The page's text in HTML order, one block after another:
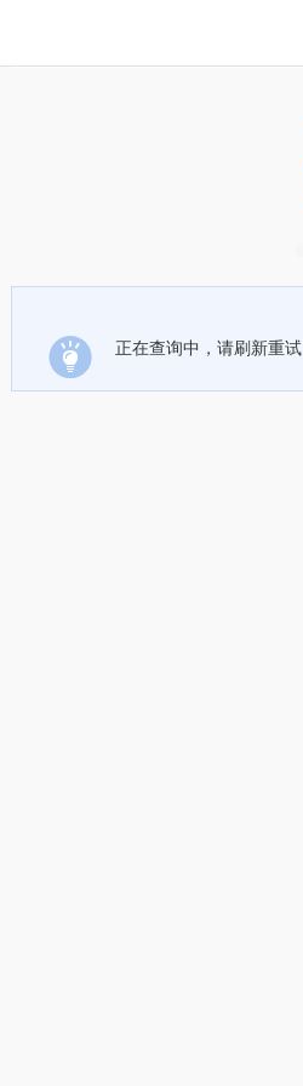
正在查询中，请刷新重试